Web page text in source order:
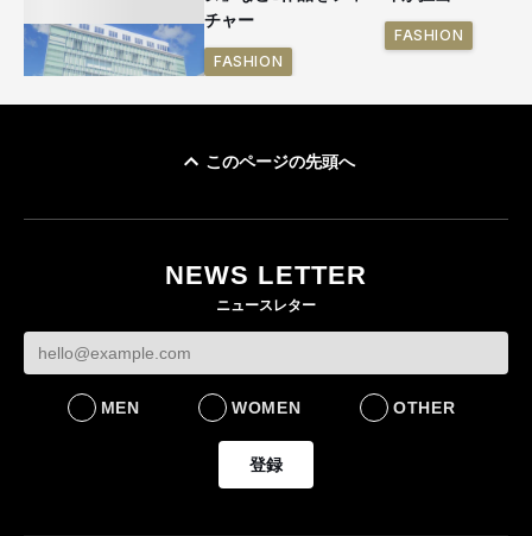
チャー
FASHION
FASHION
このページの先頭へ
NEWS LETTER
ニュースレター
MEN WOMEN OTHER
登録